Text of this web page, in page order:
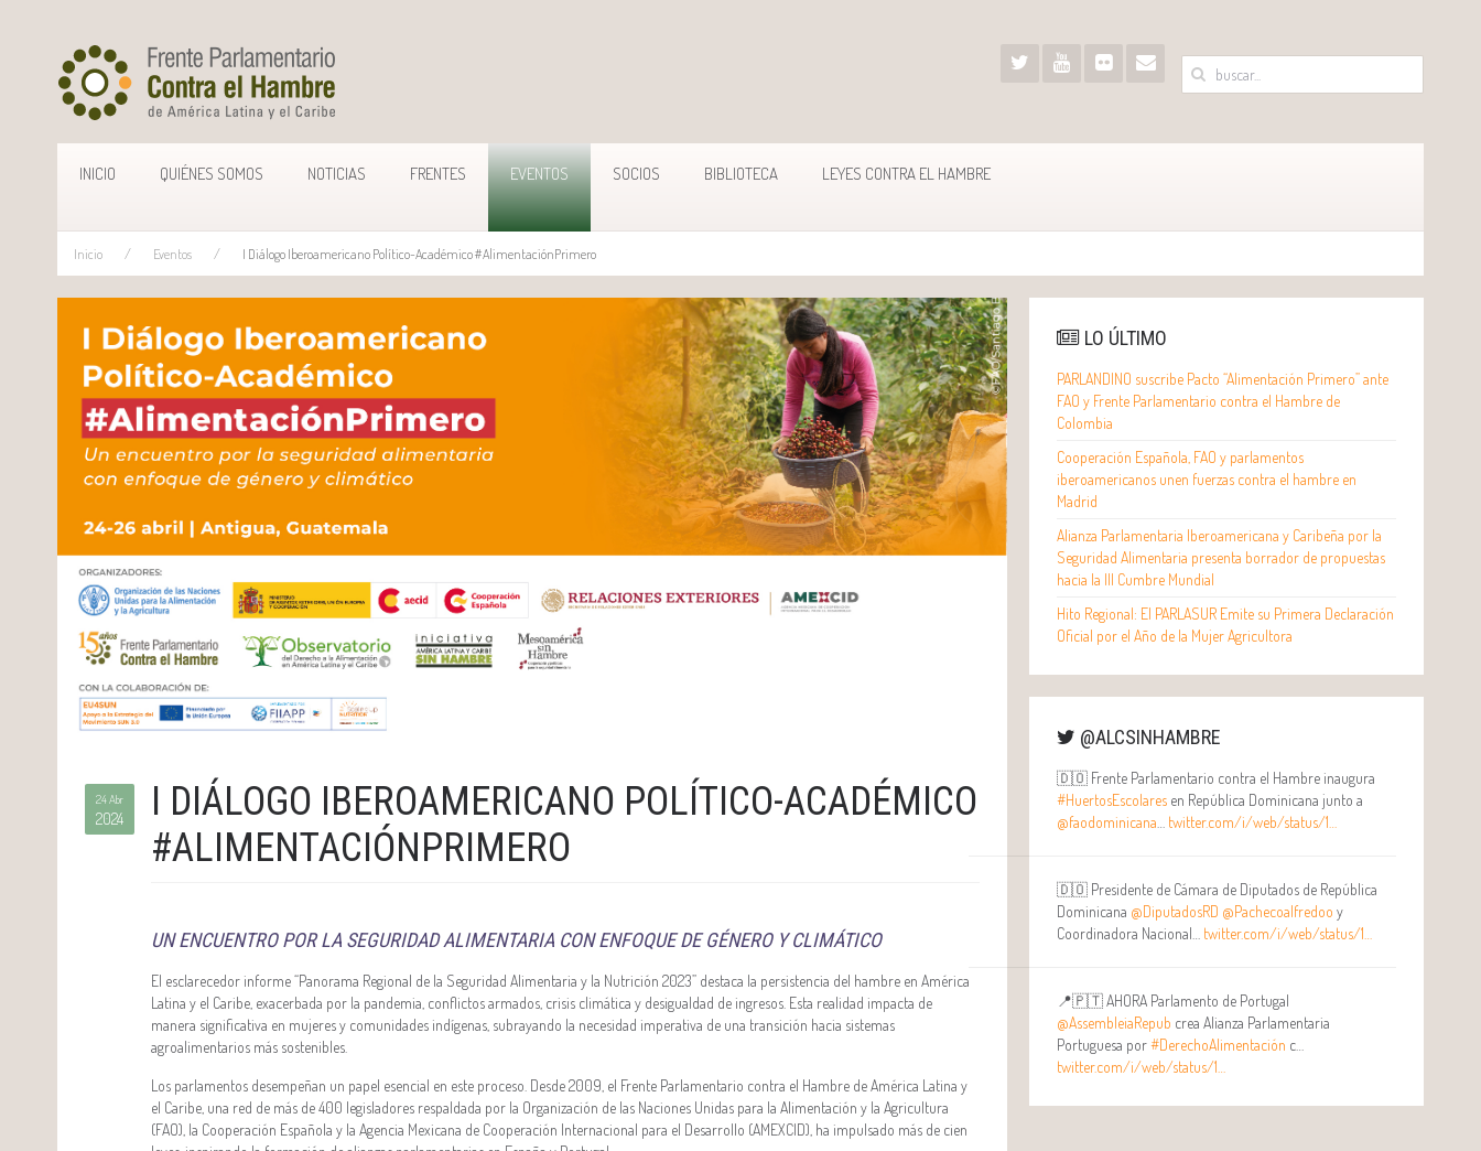
INICIO QUIÉNES SOMOS NOTICIAS FRENTES EVENTOS SOCIOS BIBLIOTECA LEYES CONTRA EL HAMBRE
Inicio Eventos I Diálogo Iberoamericano Político-Académico #AlimentaciónPrimero
24 Abr
2024
I DIÁLOGO IBEROAMERICANO POLÍTICO-ACADÉMICO
#ALIMENTACIÓNPRIMERO
UN ENCUENTRO POR LA SEGURIDAD ALIMENTARIA CON ENFOQUE DE GÉNERO Y CLIMÁTICO
El esclarecedor informe “Panorama Regional de la Seguridad Alimentaria y la Nutrición 2023” destaca la persistencia del hambre en América
Latina y el Caribe, exacerbada por la pandemia, conflictos armados, crisis climática y desigualdad de ingresos. Esta realidad impacta de
manera significativa en mujeres y comunidades indígenas, subrayando la necesidad imperativa de una transición hacia sistemas
agroalimentarios más sostenibles.
Los parlamentos desempeñan un papel esencial en este proceso. Desde 2009, el Frente Parlamentario contra el Hambre de América Latina y
el Caribe, una red de más de 400 legisladores respaldada por la Organización de las Naciones Unidas para la Alimentación y la Agricultura
(FAO), la Cooperación Española y la Agencia Mexicana de Cooperación Internacional para el Desarrollo (AMEXCID), ha impulsado más de cien
LO ÚLTIMO
PARLANDINO suscribe Pacto “Alimentación Primero” ante
FAO y Frente Parlamentario contra el Hambre de
Colombia
Cooperación Española, FAO y parlamentos
iberoamericanos unen fuerzas contra el hambre en
Madrid
Alianza Parlamentaria Iberoamericana y Caribeña por la
Seguridad Alimentaria presenta borrador de propuestas
hacia la III Cumbre Mundial
Hito Regional: El PARLASUR Emite su Primera Declaración
Oficial por el Año de la Mujer Agricultora
@ALCSINHAMBRE
🇩🇴 Frente Parlamentario contra el Hambre inaugura
#HuertosEscolares en República Dominicana junto a
@faodominicana
twitter.com/i/web/status/1…
🇩🇴 Presidente de Cámara de Diputados de República
Dominicana @DiputadosRD @Pachecoalfredoo y
Coordinadora Nacional… twitter.com/i/web/status/1…
📍🇵🇹 AHORA Parlamento de Portugal
@AssembleiaRepub crea Alianza Parlamentaria
Portuguesa por#DerechoAlimentación c…
twitter.com/i/web/status/1…